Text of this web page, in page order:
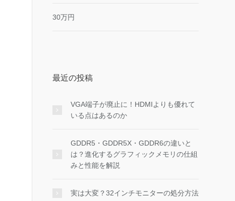
30万円
最近の投稿
VGA端子が廃止に！HDMIよりも優れて
いる点はあるのか
GDDR5・GDDR5X・GDDR6の違いと
は？進化するグラフィックメモリの仕組
みと性能を解説
実は大変？32インチモニターの処分方法